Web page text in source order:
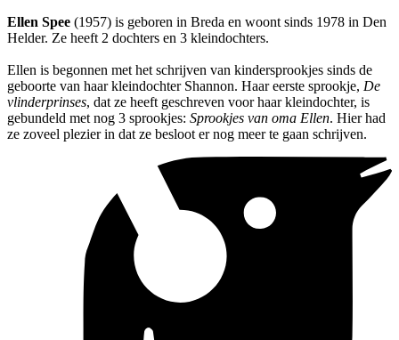
Ellen Spee (1957) is geboren in Breda en woont sinds 1978 in Den
Helder. Ze heeft 2 dochters en 3 kleindochters.
Ellen is begonnen met het schrijven van kindersprookjes sinds de
geboorte van haar kleindochter Shannon. Haar eerste sprookje, De
vlinderprinses, dat ze heeft geschreven voor haar kleindochter, is
gebundeld met nog 3 sprookjes: Sprookjes van oma Ellen. Hier had
ze zoveel plezier in dat ze besloot er nog meer te gaan schrijven.